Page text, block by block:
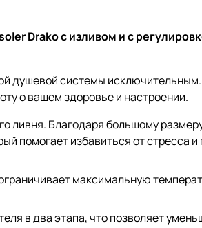
Drako с изливом и с
душевой системы исключительным.
о вашем здоровье и настроении.
ливня. Благодаря большому
помогает избавиться от стресса и
максимальную
в два этапа, что позволяет